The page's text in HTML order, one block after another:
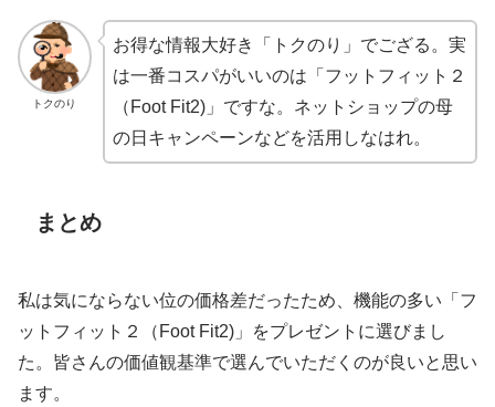
トクのり
お得な情報大好き「トクのり」でござる。実
は一番コスパがいいのは「フットフィット２
（Foot Fit2)」ですな。ネットショップの母
の日キャンペーンなどを活用しなはれ。
まとめ
私は気にならない位の価格差だったため、機能の多い「フ
ットフィット２（Foot Fit2)」をプレゼントに選びまし
た。皆さんの価値観基準で選んでいただくのが良いと思い
ます。